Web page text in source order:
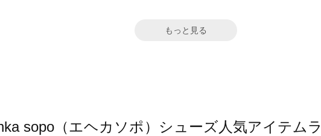
もっと見る
sopo（エヘカソポ）シューズ人気アイテム